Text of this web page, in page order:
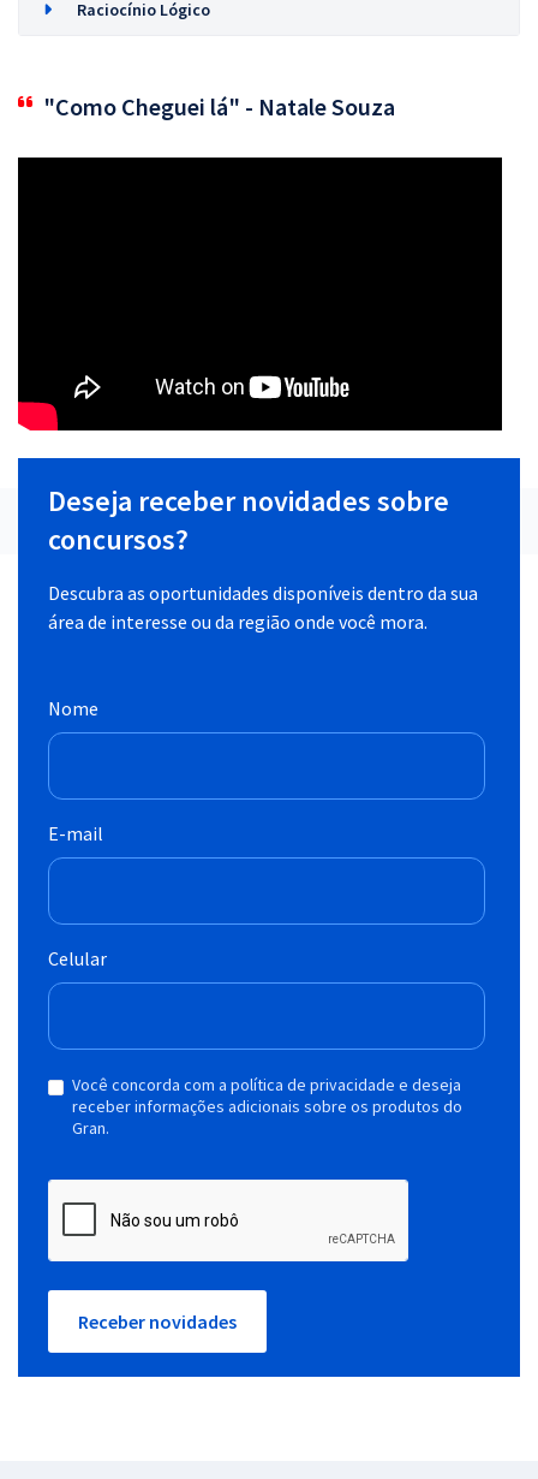
Raciocínio Lógico
"Como Cheguei lá" - Natale Souza
Deseja receber novidades sobre
concursos?
Descubra as oportunidades disponíveis dentro da sua
área de interesse ou da região onde você mora.
Nome
E-mail
Celular
Você concorda com a política de privacidade e deseja
receber informações adicionais sobre os produtos do
Gran.
Receber novidades